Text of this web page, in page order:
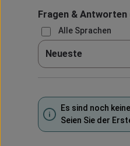
Fragen & Antworten
Alle Sprachen
Sortieren nach
Es sind noch
Seien Sie der